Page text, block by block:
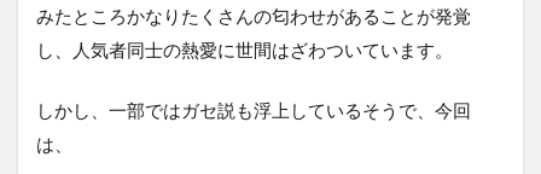
みたところかなりたくさんの匂わせがあることが発覚
し、人気者同士の熱愛に世間はざわついています。
しかし、一部ではガセ説も浮上しているそうで、今回
は、